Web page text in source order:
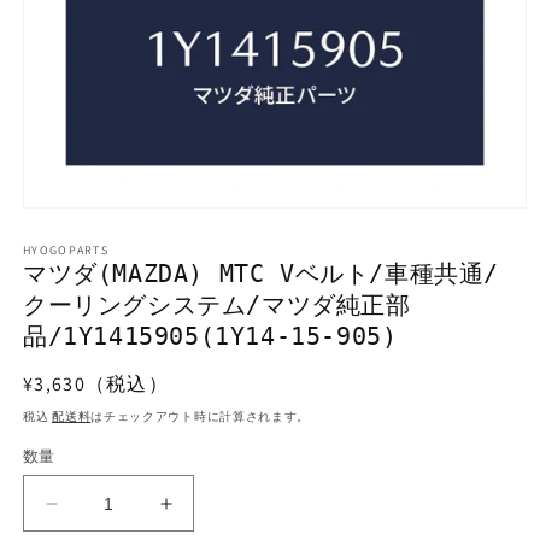
ダ
ル
で
メ
デ
ア
(1)
開
く
HYOGOPARTS
マツダ(MAZDA) MTC Vベルト/車種共通/
クーリングシステム/マツダ純正部
品/1Y1415905(1Y14-15-905)
通
常
格
¥3,630（税込）
税込配送料はチェックアウト時に計算されます。
数量
マ